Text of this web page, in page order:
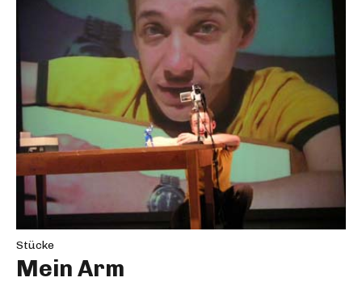
Stücke
Mein Arm